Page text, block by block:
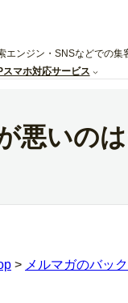
ンジン・SNSなどでの
スマホ対応サービス
悪いの
> メルマガのバッ